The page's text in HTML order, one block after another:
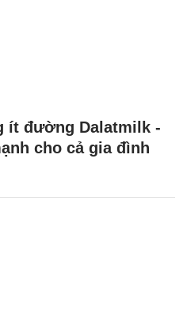
ít đường Dalatmilk -
cho cả gia đình